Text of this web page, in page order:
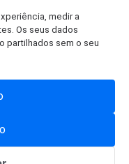
medir a
Os seus dados
partilhados sem o seu